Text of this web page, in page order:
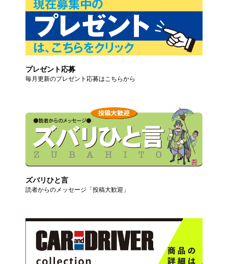
プレゼント応募
毎月更新のプレゼント応募はこちらから
ズバリひと言
読者からのメッセージ「投稿大歓迎」